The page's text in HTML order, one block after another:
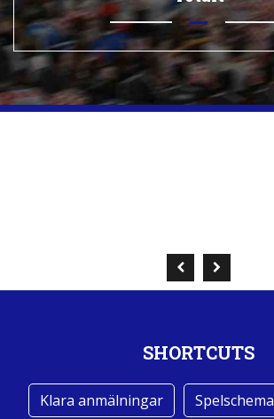
SHORTCUTS
Klara anmälningar Spelschema